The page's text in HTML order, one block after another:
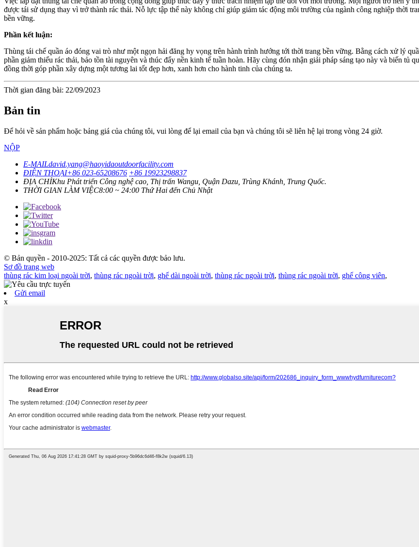
được tái sử dụng thay vì trở thành rác thải. Nỗ lực tập thể này không chỉ giúp giảm tác động môi trường của ngành công nghiệp thời
bền vững.
Phần kết luận:
Thùng tái chế quần áo đóng vai trò như một ngọn hải đăng hy vọng trên hành trình hướng tới thời trang bền vững. Bằng cách xử lý
phần giảm thiểu rác thải, bảo tồn tài nguyên và thúc đẩy nền kinh tế tuần hoàn. Hãy cùng đón nhận giải pháp sáng tạo này và biến tủ
đồng thời góp phần xây dựng một tương lai tốt đẹp hơn, xanh hơn cho hành tinh của chúng ta.
Thời gian đăng bài: 22/09/2023
Bản tin
Để hỏi về sản phẩm hoặc bảng giá của chúng tôi, vui lòng để lại email của bạn và chúng tôi sẽ liên hệ lại trong vòng 24 giờ.
NỘP
E-MAILdavid.yang@haoyidaoutdoorfacility.com
ĐIỆN THOẠI+86 023-65208676 +86 19923298837
ĐỊA CHỈKhu Phát triển Công nghệ cao, Thị trấn Wangu, Quận Dazu, Trùng Khánh, Trung Quốc.
THỜI GIAN LÀM VIỆC8:00 ~ 24:00 Thứ Hai đến Chủ Nhật
© Bản quyền - 2010-2025: Tất cả các quyền được bảo lưu.
Sơ đồ trang web
thùng rác kim loại ngoài trời, thùng rác ngoài trời, ghế dài ngoài trời, thùng rác ngoài trời, thùng rác ngoài trời, ghế công viên,
Gửi email
x